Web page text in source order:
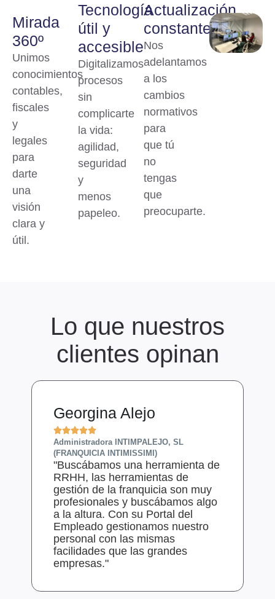
Mirada
360º
Unimos
conocimientos
contables,
fiscales
y
legales
para
darte
una
visión
clara y
útil.
Tecnología
útil y
accesible
Digitalizamos
procesos
sin
complicarte
la vida:
agilidad,
seguridad
y
menos
papeleo.
Actualización
constante
Nos
adelantamos
a los
cambios
normativos
para
que tú
no
tengas
que
preocuparte.
Lo que nuestros
clientes opinan
Georgina Alejo

Administradora INTIMPALEJO, SL
(FRANQUICIA INTIMISSIMI)
"Buscábamos una herramienta de
RRHH, las herramientas de
gestión de la franquicia son muy
profesionales y buscábamos algo
a la altura. Con su Portal del
Empleado gestionamos nuestro
personal con las mismas
facilidades que las grandes
empresas."